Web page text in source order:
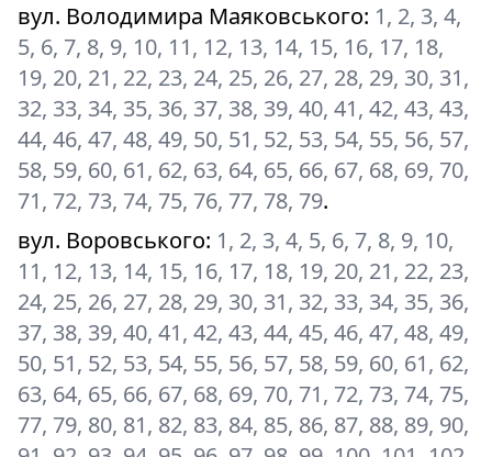
вул. Володимира Маяковського: 1, 2, 3, 4,
5, 6, 7, 8, 9, 10, 11, 12, 13, 14, 15, 16, 17, 18,
19, 20, 21, 22, 23, 24, 25, 26, 27, 28, 29, 30, 31,
32, 33, 34, 35, 36, 37, 38, 39, 40, 41, 42, 43, 43,
44, 46, 47, 48, 49, 50, 51, 52, 53, 54, 55, 56, 57,
58, 59, 60, 61, 62, 63, 64, 65, 66, 67, 68, 69, 70,
71, 72, 73, 74, 75, 76, 77, 78, 79.
вул. Воровського: 1, 2, 3, 4, 5, 6, 7, 8, 9, 10,
11, 12, 13, 14, 15, 16, 17, 18, 19, 20, 21, 22, 23,
24, 25, 26, 27, 28, 29, 30, 31, 32, 33, 34, 35, 36,
37, 38, 39, 40, 41, 42, 43, 44, 45, 46, 47, 48, 49,
50, 51, 52, 53, 54, 55, 56, 57, 58, 59, 60, 61, 62,
63, 64, 65, 66, 67, 68, 69, 70, 71, 72, 73, 74, 75,
77, 79, 80, 81, 82, 83, 84, 85, 86, 87, 88, 89, 90,